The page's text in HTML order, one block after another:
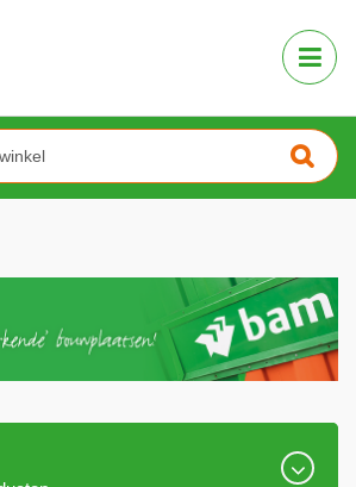
Nav
VANWEGE DE